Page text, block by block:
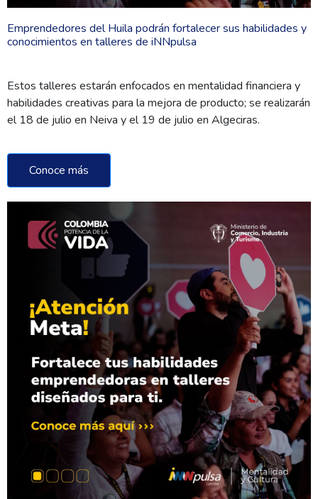
Emprendedores del Huila podrán fortalecer sus habilidades y
conocimientos en talleres de iNNpulsa
Estos talleres estarán enfocados en mentalidad financiera y
habilidades creativas para la mejora de producto; se realizarán
el 18 de julio en Neiva y el 19 de julio en Algeciras.
Conoce más